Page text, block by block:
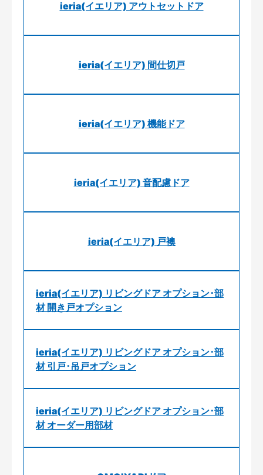
ieria(イエリア) アウトセットドア
ieria(イエリア) 間仕切戸
ieria(イエリア) 機能ドア
ieria(イエリア) 音配慮ドア
ieria(イエリア) 戸襖
ieria(イエリア) リビングドア オプション･部
材 開き戸オプション
ieria(イエリア) リビングドア オプション･部
材 引戸･吊戸オプション
ieria(イエリア) リビングドア オプション･部
材 オーダー用部材